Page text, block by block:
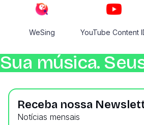
WeSing YouTube Content
Sua música.
Receba nossa
Notícias mensais